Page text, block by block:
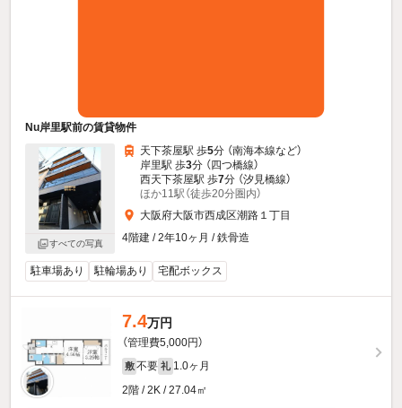
Nu岸里駅前の賃貸物件
すべての写真
天下茶屋駅 歩5分 （南海本線など）
岸里駅 歩3分 （四つ橋線）
西天下茶屋駅 歩7分 （汐見橋線）
ほか11駅（徒歩20分圏内）
大阪府大阪市西成区潮路１丁目
4階建 / 2年10ヶ月 / 鉄骨造
駐車場あり 駐輪場あり 宅配ボックス
7.4万円
（管理費5,000円）
敷 不要 礼 1.0ヶ月
2階 / 2K / 27.04㎡